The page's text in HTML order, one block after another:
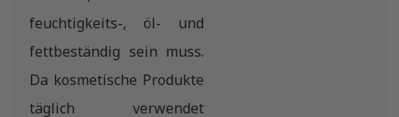
feuchtigkeits-, öl- und
fettbeständig sein muss.
Da kosmetische Produkte
täglich verwendet